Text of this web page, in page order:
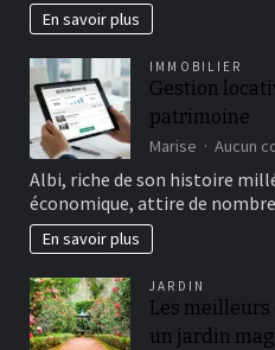
En savoir plus
IMMOBILIER
Gestion
patrimoine
Marise Aucun
Albi, riche de son histoire
économique, attire de
En savoir plus
JARDIN
Les
un jardin